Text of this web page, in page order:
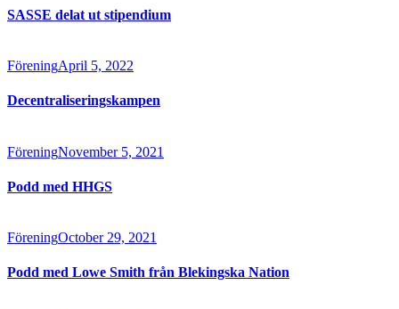
SASSE delat ut stipendium
FöreningApril 5, 2022
Decentraliseringskampen
FöreningNovember 5, 2021
Podd med HHGS
FöreningOctober 29, 2021
Podd med Lowe Smith från Blekingska Nation